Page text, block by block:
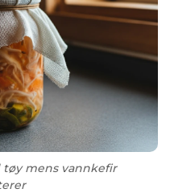
tøy mens vannkefir